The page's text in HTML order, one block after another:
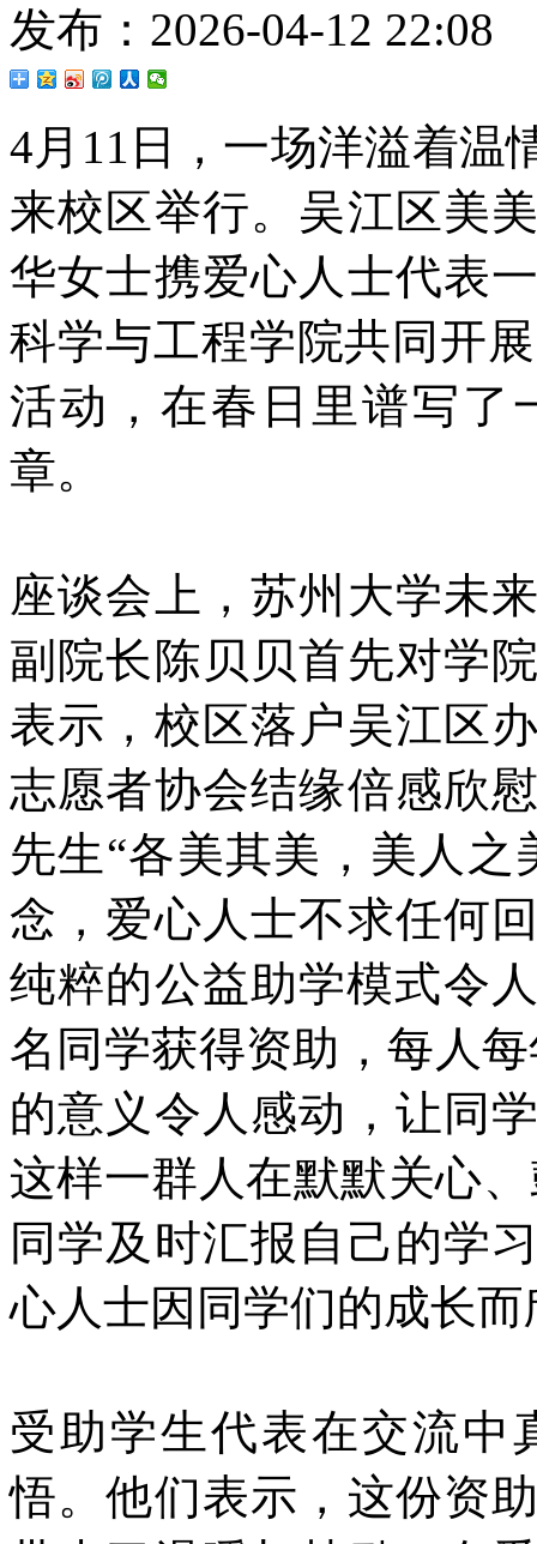
发布：2026-04-12
4月11日，一场洋溢着温
来校区举行。吴江区美
华女士携爱心人士代表
科学与工程学院共同开
活动，在春日里谱写了
章。
座谈会上，苏州大学未
副院长陈贝贝首先对学
表示，校区落户吴江区
志愿者协会结缘倍感欣
先生“各美其美，美人
念，爱心人士不求任何
纯粹的公益助学模式令
名同学获得资助，每人
的意义令人感动，让同
这样一群人在默默关心
同学及时汇报自己的学
心人士因同学们的成长而
受助学生代表在交流中
悟。他们表示，这份资